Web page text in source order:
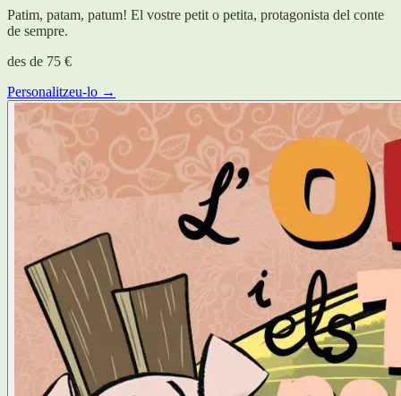
Patim, patam, patum! El vostre petit o petita, protagonista del conte
de sempre.
des de 75 €
Personalitzeu-lo →